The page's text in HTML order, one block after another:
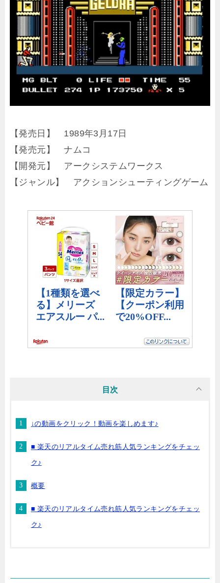
【発売日】 1989年3月17日
【発売元】 ナムコ
【開発元】 アークシステムワークス
【ジャンル】 アクションシューティングゲーム
目次
↓の動画をクリック！動画を楽しめます♪
■ 楽天のリアルタイム売れ筋人気ランキングをチェッ
ク♪
概要
■ 楽天のリアルタイム売れ筋人気ランキングをチェッ
ク♪